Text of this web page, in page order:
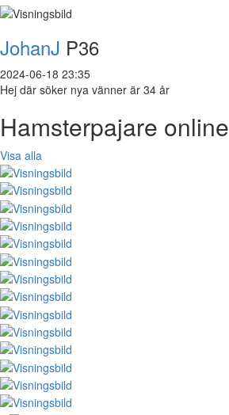
JohanJ P36
2024-06-18 23:35
Hej där söker nya vänner är 34 år
Hamsterpajare online
Visa alla